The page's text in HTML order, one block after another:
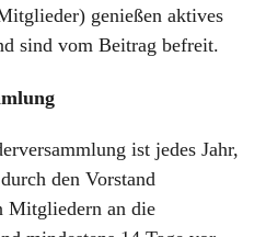
genießen aktives
sind vom Beitrag befreit.
ist jedes Jahr,
den Vorstand
Mitgliedern an die